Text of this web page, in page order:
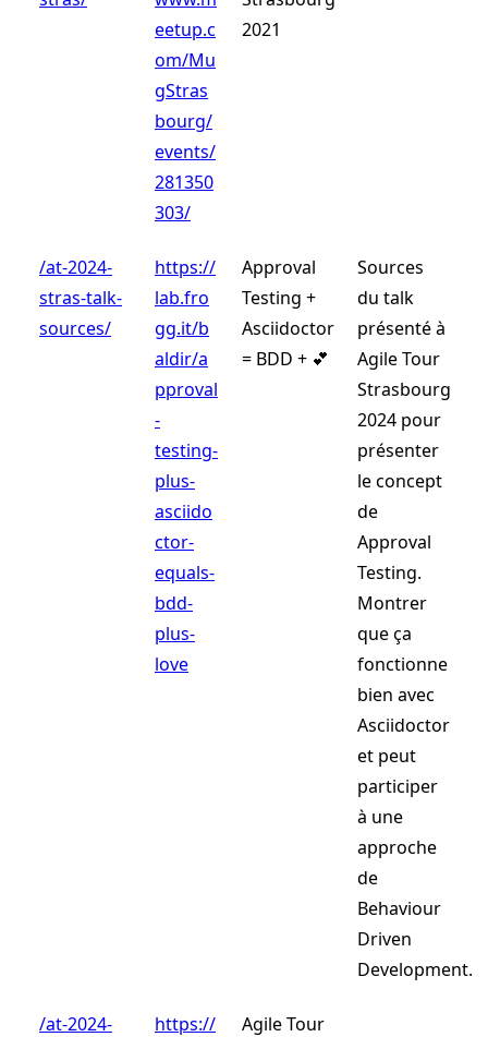
eetup.c
om/Mu
gStras
bourg/
events/
281350
303/
2021
/at-2024-
stras-talk-
sources/
https://
lab.fro
gg.it/b
aldir/a
pproval
-
testing-
plus-
asciido
ctor-
equals-
bdd-
plus-
love
Approval
Testing +
Asciidoctor
= BDD + 💕
Sources
du talk
présenté à
Agile Tour
Strasbourg
2024 pour
présenter
le concept
de
Approval
Testing.
Montrer
que ça
fonctionne
bien avec
Asciidoctor
et peut
participer
à une
approche
de
Behaviour
Driven
Development.
/at-2024-
https://
Agile Tour